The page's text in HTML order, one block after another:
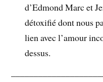
d’Edmond Marc et
détoxifié dont nous
lien avec l’amour
dessus.